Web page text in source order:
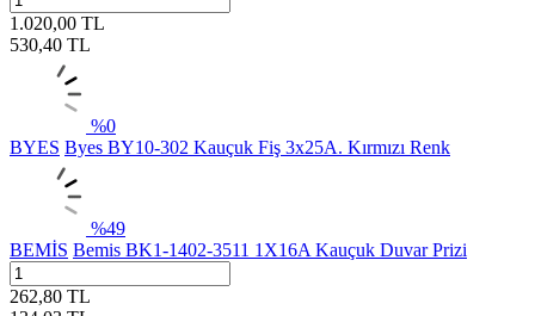
1.020,00 TL
530,40 TL
%0
BYES Byes BY10-302 Kauçuk Fiş 3x25A. Kırmızı Renk
%49
BEMİS Bemis BK1-1402-3511 1X16A Kauçuk Duvar Prizi
262,80 TL